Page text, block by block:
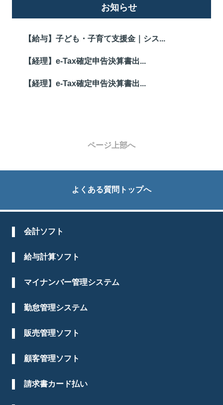
お知らせ
【給与】子ども・子育て支援金｜シス...
【経理】e-Tax確定申告決算書出...
【経理】e-Tax確定申告決算書出...
ページ上部へ
よくある質問トップへ
会計ソフト
給与計算ソフト
マイナンバー管理システム
勤怠管理システム
販売管理ソフト
顧客管理ソフト
請求書カード払い